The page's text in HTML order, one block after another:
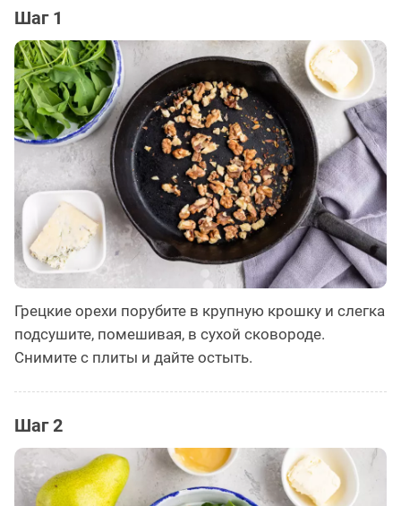
Шаг 1
Грецкие орехи порубите в крупную крошку и слегка
подсушите, помешивая, в сухой сковороде.
Снимите с плиты и дайте остыть.
Шаг 2